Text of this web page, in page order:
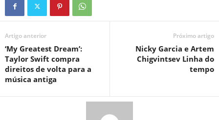
Artigo anterior
‘My Greatest Dream’:
Taylor Swift compra
direitos de volta para a
música antiga
Próximo artigo
Nicky Garcia e Artem
Chigvintsev Linha do
tempo